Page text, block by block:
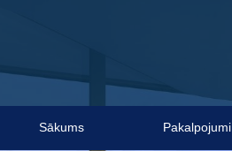
Sākums Pakalpojumi